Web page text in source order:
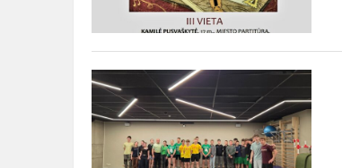
Draugiškos
svarsčių
kilnojimo
varžybos